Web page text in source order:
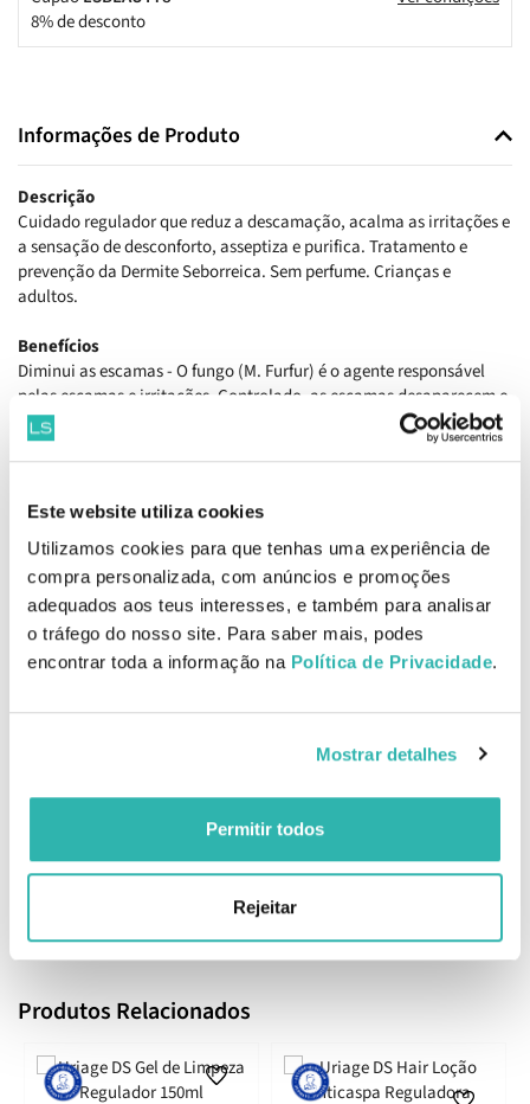
Este website utiliza cookies
Utilizamos cookies para que tenhas uma experiência de
compra personalizada, com anúncios e promoções
adequados aos teus interesses, e também para analisar
o tráfego do nosso site. Para saber mais, podes
encontrar toda a informação na Política de Privacidade.
Mostrar detalhes
Permitir todos
Rejeitar
8% de desconto
Informações de Produto
Descrição
Cuidado regulador que reduz a descamação, acalma as irritações e
a sensação de desconforto, asseptiza e purifica. Tratamento e
prevenção da Dermite Seborreica. Sem perfume. Crianças e
adultos.
Benefícios
Diminui as escamas - O fungo (M. Furfur) é o agente responsável
pelas escamas e irritações. Controlado, as escamas desaparecem e
o aspeto da pele melhora.
Acalma as irritações - Pela primeira vez na dermo-cosmética, a
Asseptiza e purifica - Graças aos ativos asseptizantes, a pele fica
purificada.
Como aplicar
Aplicar 1 a 2 vezes por dia após higienizar com DS Gel de Limpeza.
Evitar o contacto com os olhos.
Aqua/Eau Uriage, Glycerin, Octyldodecanol, Butylene Glycol,
Butyrospermum Parkii Butter, Sodium Polyacrylate, Pentylene
Glycol, Polysorbate 60, Piroctone Olamine, Xanthan Gum, 1,2-
Hexanediol, Caprylyl Glycol, Dimethicone, Phytosphingosine, Citric
EAN: 3661434000072
Produtos Relacionados